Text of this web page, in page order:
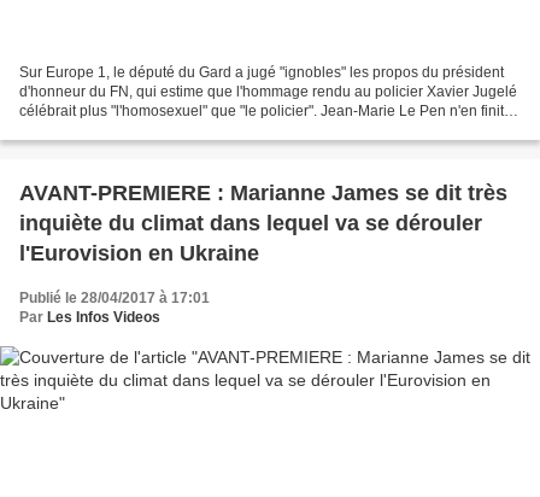
Sur Europe 1, le député du Gard a jugé "ignobles" les propos du président
d'honneur du FN, qui estime que l'hommage rendu au policier Xavier Jugelé
célébrait plus "l'homosexuel" que "le policier". Jean-Marie Le Pen n'en finit
AVANT-PREMIERE : Marianne James se dit très
inquiète du climat dans lequel va se dérouler
l'Eurovision en Ukraine
Publié le 28/04/2017 à 17:01
Par Les Infos Videos